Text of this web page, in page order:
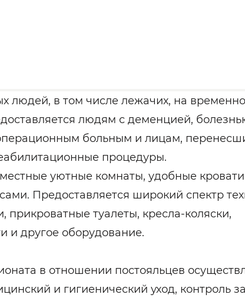
людей, в том числе лежачих, на
людям с деменцией,
больным и лицам,
процедуры.
уютные комнаты, удобные
Предоставляется широкий спектр
прикроватные туалеты, кресла-коляски,
и другое оборудование.
в отношении постояльцев
и гигиенический уход, контроль